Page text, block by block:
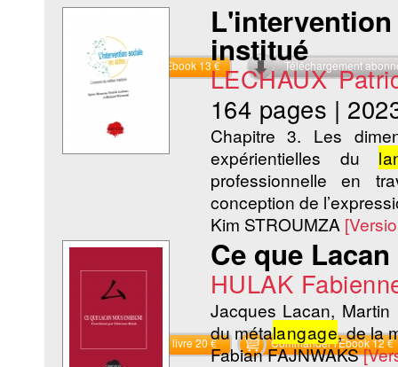
Commander l'Ebook 13 € Téléchargement
institué
LECHAUX
164 pages |
Chapitre 3. Les
expérientielles du
professionnelle en
conception de
Kim STROUMZA
Commander le livre 20 € Commander l'Ebook 12 €
Ce que
HULAK
Jacques Lacan,
du métalangage, de la
Fabian FAJNWAKS